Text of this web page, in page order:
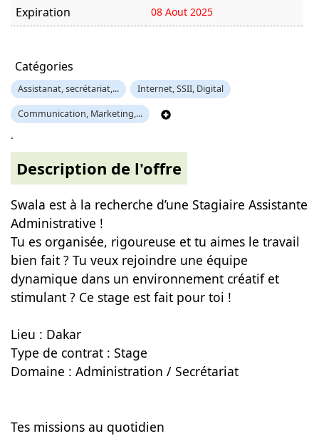
Expiration 08 Aout 2025
Catégories
Assistanat, secrétariat,... Internet, SSII, Digital
Communication, Marketing,...
.
Description de l'offre
Swala est à la recherche d’une Stagiaire Assistante
Administrative !
Tu es organisée, rigoureuse et tu aimes le travail
bien fait ? Tu veux rejoindre une équipe
dynamique dans un environnement créatif et
stimulant ? Ce stage est fait pour toi !
Lieu : Dakar
Type de contrat : Stage
Domaine : Administration / Secrétariat
Tes missions au quotidien